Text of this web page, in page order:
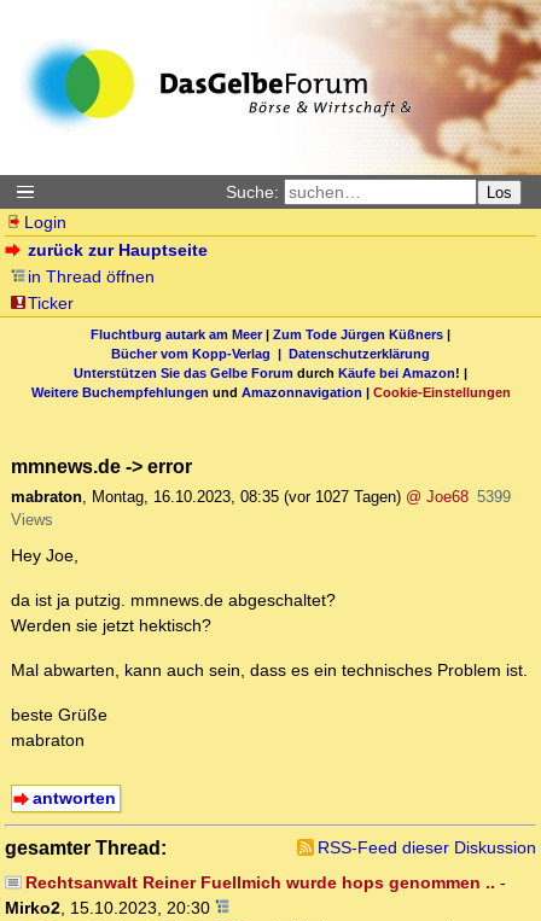
Suche: Los
Login
zurück zur Hauptseite
in Thread öffnen
Ticker
Fluchtburg autark am Meer| Zum Tode Jürgen Küßners |
Bücher vom Kopp-Verlag | Datenschutzerklärung
Unterstützen Sie das Gelbe Forum durch Käufe bei Amazon! |
Weitere Buchempfehlungen und Amazonnavigation | Cookie-Einstellungen
mmnews.de -> error
mabraton, Montag, 16.10.2023, 08:35 (vor 1027 Tagen) @ Joe68 5399
Views
Hey Joe,
da ist ja putzig. mmnews.de abgeschaltet?
Werden sie jetzt hektisch?
Mal abwarten, kann auch sein, dass es ein technisches Problem ist.
beste Grüße
mabraton
antworten
gesamter Thread:
RSS-Feed dieser Diskussion
Rechtsanwalt Reiner Fuellmich wurde hops genommen .. -
Mirko2, 15.10.2023, 20:30